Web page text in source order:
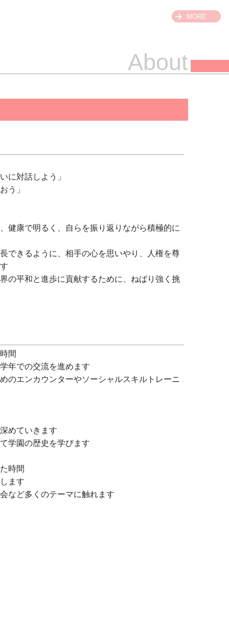
MORE
About
いに対話しよう」
う」
健康で明るく、自らを振り返りながら積極的に
できるように、相手の心を思いやり、人権を尊
の平和と進歩に貢献するために、ねばり強く挑
間
年での交流を進めます
のエンカウンターやソーシャルスキルトレーニ
めていきます
学園の歴史を学びます
時間
ます
など多くのテーマに触れます